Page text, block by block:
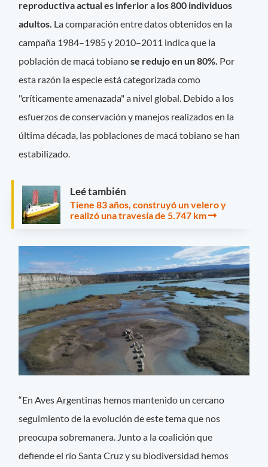
reproductiva actual es inferior a los 800 individuos
adultos. La comparación entre datos obtenidos en la
campaña 1984–1985 y 2010–2011 indica que la
población de macá tobianose redujo en un 80%. Por
esta razón la especie está categorizada como
"críticamente amenazada" a nivel global. Debido a los
esfuerzos de conservación y manejos realizados en la
última década, las poblaciones de macá tobiano se han
estabilizado.
Leé también
Tiene 83 años, construyó un velero y
realizó una travesía de 5.747 km
“En Aves Argentinas hemos mantenido un cercano
seguimiento de la evolución de este tema que nos
preocupa sobremanera. Junto a la coalición que
defiende el río Santa Cruz y su biodiversidad hemos